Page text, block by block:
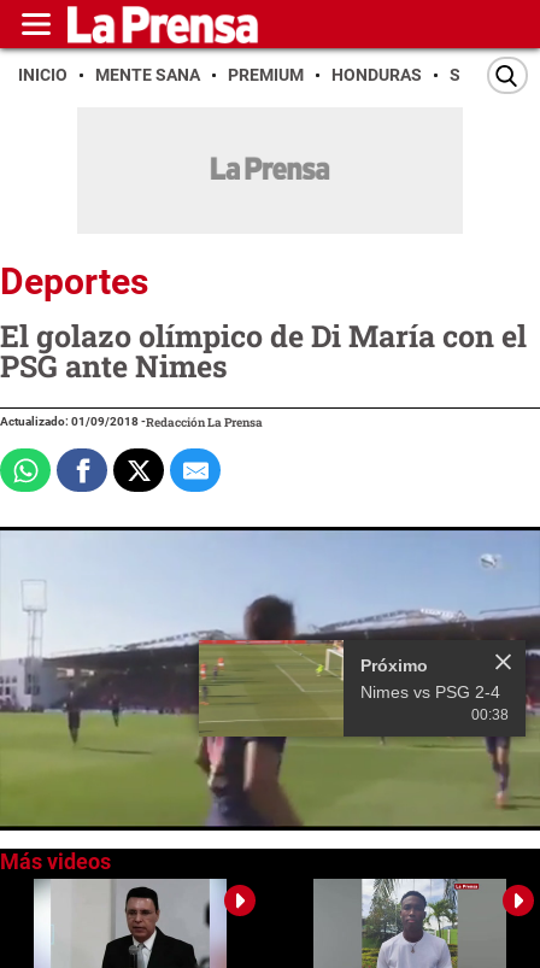
INICIO MENTE SANA PREMIUM HONDURAS SAN PEDRO
Deportes
El golazo olímpico de Di María con el
PSG ante Nimes
Actualizado: 01/09/2018-Redacción La Prensa
of
seconds
Próximo
Nimes vs PSG 2-4
00:38